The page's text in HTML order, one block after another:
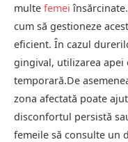
multe femei
cum să gestioneze
eficient. În cazul
gingival, utilizarea apei
temporară.De
zona afectată poate
disconfortul persistă
femeile să consulte un